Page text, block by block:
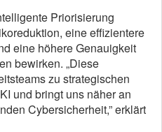
Priorisierung
eine effizientere
eine höhere Genauigkeit
bewirken. „Diese
zu strategischen
und bringt uns näher an
Cybersicherheit,” erklärt